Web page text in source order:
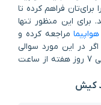
فراهم کرده تا
برای این منظور تنها
مراجعه کرده و
اگر در این مورد سوالی
ذهن‌تان را مشغول کرد می‌توانید با پشتیبانی 7 روز هفته از ساعت
کیش